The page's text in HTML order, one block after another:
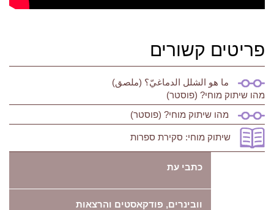
פריטים קשורים
ما هو الشلل الدماغيّ؟ (ملصق)
מהו שיתוק מוחי? (פוסטר)
מהו שיתוק מוחי? (פוסטר)
שיתוק מוחי: סקירת ספרות
כתבי עת
וובינרים, פודקאסטים והרצאות